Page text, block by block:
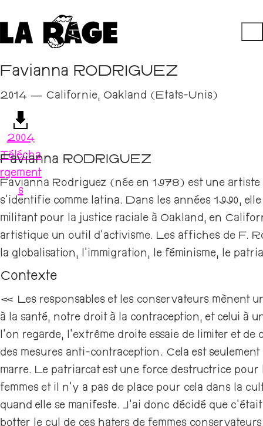
Favianna RODRIGUEZ
2014 — Californie, Oakland (Etats-Unis)
2004
Télécha
rgement
s
Favianna RODRIGUEZ
Favianna Rodriguez (née en 1978) est une
s’identifie comme latina. Dans les années 1990,
militant pour la justice raciale à Oakland, en
artistique un outil d’activisme. Les affiches de F.
la globalisation, l’immigration, le féminisme, le
Contexte
« Les responsables et les conservateurs mènent
à la santé, notre droit à la contraception, et celui à
l’on regarde, l’extrême droite essaie de limiter et
des mesures anti-contraception. Cela est
marre. Le patriarcat est une force destructrice pour
femmes et il n’y a pas de place pour cela dans la
quand elle se manifeste. J’ai donc décidé que
botter le cul de ces haters de femmes